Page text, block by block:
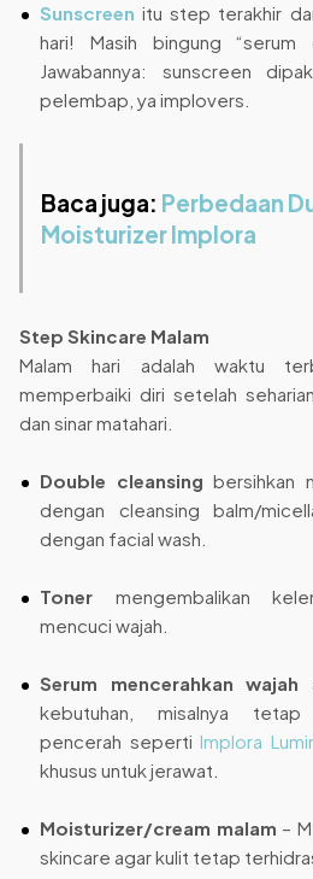
Sunscreen itu step terakhir
hari! Masih bingung “serum
Jawabannya: sunscreen
pelembap, ya implovers.
Baca juga: Perbedaan
Moisturizer Implora
Step Skincare Malam
Malam hari adalah waktu
memperbaiki diri setelah
dan sinar matahari.
Double cleansing bersihkan
dengan cleansing balm/
dengan facial wash.
Toner mengembalikan
mencuci wajah.
Serum mencerahkan wajah
kebutuhan, misalnya tetap
pencerah seperti Implora
khusus untuk jerawat.
Moisturizer/cream malam –
skincare agar kulit tetap